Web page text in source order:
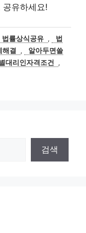
공유하세요!
법률상식공유 ,
법
해결 ,
알아두면쓸
대리인자격조건
,
검색